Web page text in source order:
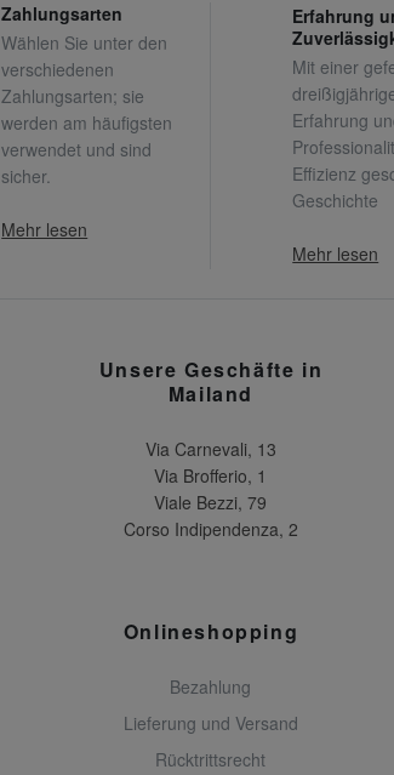
Zahlungsarten
Wählen Sie unter den
verschiedenen
Zahlungsarten; sie
werden am häufigsten
verwendet und sind
sicher.
Mehr lesen
Erfahrung
Mit einer
Erfahrung
Effizienz
Geschichte
Mehr lesen
Unsere Geschäfte in
Mailand
Via Carnevali, 13
Via Brofferio, 1
Viale Bezzi, 79
Corso Indipendenza, 2
Onlineshopping
Bezahlung
Lieferung und Versand
Rücktrittsrecht